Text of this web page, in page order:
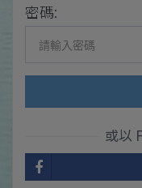
密碼:
或以